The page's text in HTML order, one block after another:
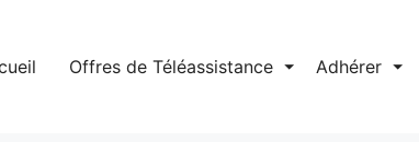
Offres de Téléassistance ⏷ Adhérer ⏷